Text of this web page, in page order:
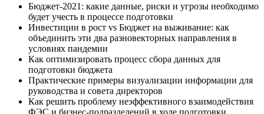
Бюджет-2021: какие данные, риски и угрозы необходимо
будет учесть в процессе подготовки
Инвестиции в рост vs Бюджет на выживание: как
объединить эти два разновекторных направления в
условиях пандемии
Как оптимизировать процесс сбора данных для
подготовки бюджета
Практические примеры визуализации информации для
руководства и совета директоров
Как решить проблему неэффективного взаимодействия
ФЭС и бизнес-подразделений в ходе подготовки